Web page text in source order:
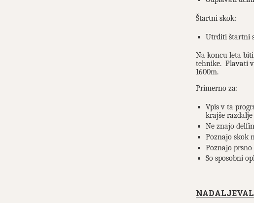
Štartni skok:
Utrditi štartni
Na koncu leta
tehnike. Plavati
1600m.
Primerno za:
Vpis v ta
krajše
Ne znajo
Poznajo skok
Poznajo
So sposobni